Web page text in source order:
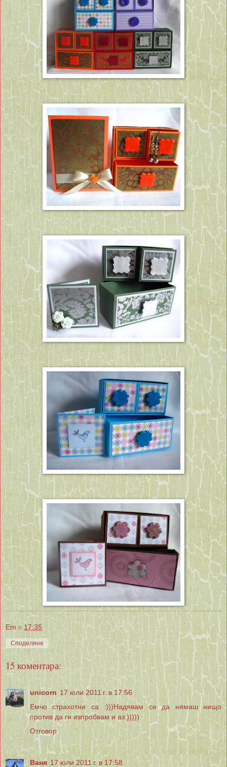
Em в 17:35
Споделяне
15 коментара:
unicorn 17 юли 2011 г. в 17:56
Емчо страхотни са :)))Надявам се да нямаш нищо
против да ги изпробвам и аз:)))))
Отговор
Ваня 17 юли 2011 г. в 17:58